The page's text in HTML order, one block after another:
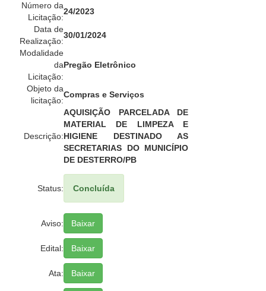
Número da
Licitação:
24/2023
Data de
Realização:
30/01/2024
Modalidade
da
Licitação:
Pregão Eletrônico
Objeto da
licitação:
Compras e Serviços
Descrição:
AQUISIÇÃO PARCELADA DE
MATERIAL DE LIMPEZA E
HIGIENE DESTINADO AS
SECRETARIAS DO MUNICÍPIO
DE DESTERRO/PB
Status: Concluída
Aviso: Baixar
Edital: Baixar
Ata: Baixar